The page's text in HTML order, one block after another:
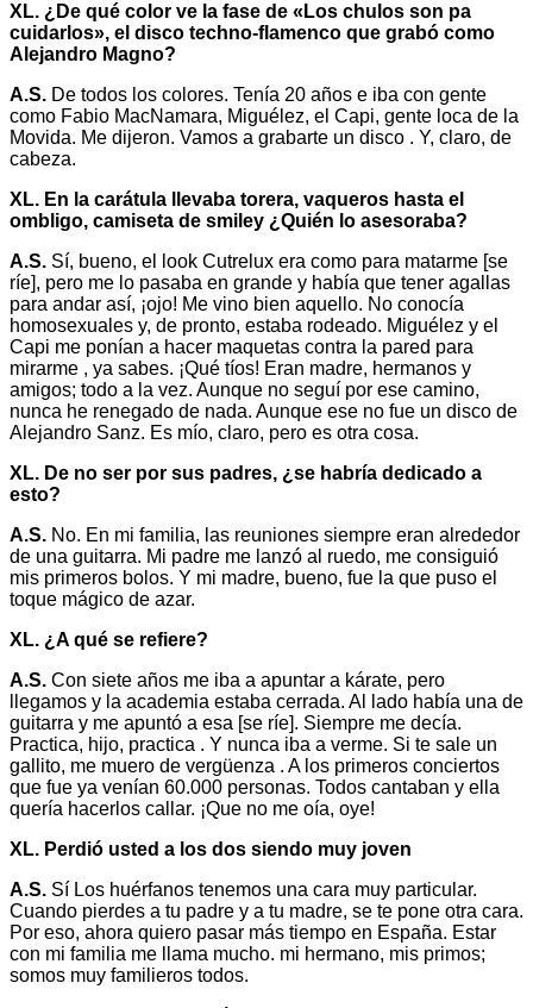
XL. ¿De qué color ve la fase de «Los chulos son pa
cuidarlos», el disco techno-flamenco que grabó como
Alejandro Magno?
A.S. De todos los colores. Tenía 20 años e iba con gente
como Fabio MacNamara, Miguélez, el Capi, gente loca de la
Movida. Me dijeron. Vamos a grabarte un disco . Y, claro, de
cabeza.
XL. En la carátula llevaba torera, vaqueros hasta el
ombligo, camiseta de smiley ¿Quién lo asesoraba?
A.S. Sí, bueno, el look Cutrelux era como para matarme [se
ríe], pero me lo pasaba en grande y había que tener agallas
para andar así, ¡ojo! Me vino bien aquello. No conocía
homosexuales y, de pronto, estaba rodeado. Miguélez y el
Capi me ponían a hacer maquetas contra la pared para
mirarme , ya sabes. ¡Qué tíos! Eran madre, hermanos y
amigos; todo a la vez. Aunque no seguí por ese camino,
nunca he renegado de nada. Aunque ese no fue un disco de
Alejandro Sanz. Es mío, claro, pero es otra cosa.
XL. De no ser por sus padres, ¿se habría dedicado a
esto?
A.S. No. En mi familia, las reuniones siempre eran alrededor
de una guitarra. Mi padre me lanzó al ruedo, me consiguió
mis primeros bolos. Y mi madre, bueno, fue la que puso el
toque mágico de azar.
XL. ¿A qué se refiere?
A.S. Con siete años me iba a apuntar a kárate, pero
llegamos y la academia estaba cerrada. Al lado había una de
guitarra y me apuntó a esa [se ríe]. Siempre me decía.
Practica, hijo, practica . Y nunca iba a verme. Si te sale un
gallito, me muero de vergüenza . A los primeros conciertos
que fue ya venían 60.000 personas. Todos cantaban y ella
quería hacerlos callar. ¡Que no me oía, oye!
XL. Perdió usted a los dos siendo muy joven
A.S. Sí Los huérfanos tenemos una cara muy particular.
Cuando pierdes a tu padre y a tu madre, se te pone otra cara.
Por eso, ahora quiero pasar más tiempo en España. Estar
con mi familia me llama mucho. mi hermano, mis primos;
somos muy familieros todos.